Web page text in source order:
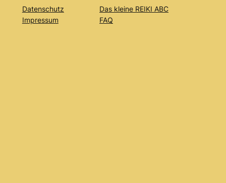
Datenschutz
Impressum
Das kleine REIKI ABC
FAQ